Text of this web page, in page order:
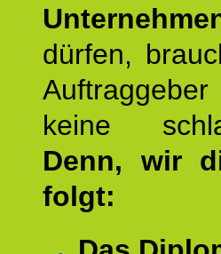
dürfen,
keine
Denn, wir
folgt: